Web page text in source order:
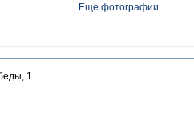
Еще фотографии
1